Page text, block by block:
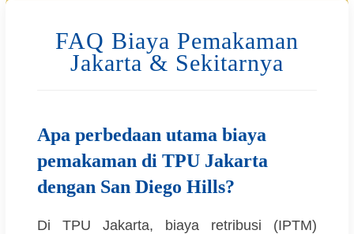
FAQ Biaya Pemakaman
Jakarta & Sekitarnya
Apa perbedaan utama biaya
pemakaman di TPU Jakarta
dengan San Diego Hills?
Di TPU Jakarta, biaya retribusi (IPTM)